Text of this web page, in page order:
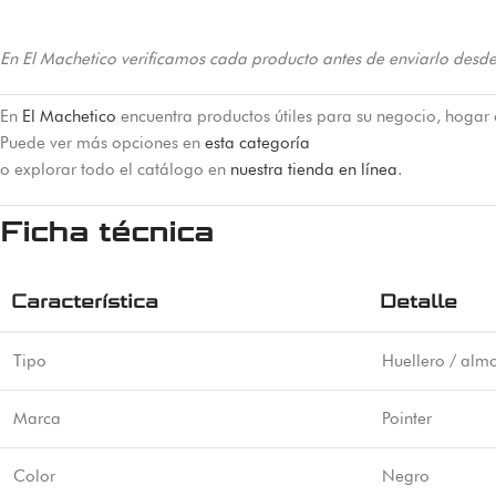
En El Machetico verificamos cada producto antes de enviarlo
En El Machetico encuentra productos útiles para su negocio,
Puede ver más opciones en esta categoría
o explorar todo el catálogo en nuestra tienda en línea.
Ficha técnica
Característica Detalle
Tipo Huellero /
Marca Pointer
Color Negro